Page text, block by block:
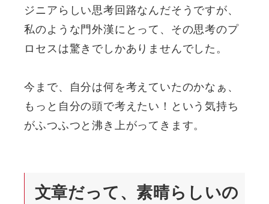
ジニアらしい思考回路なんだそうですが、
私のような門外漢にとって、その思考のプ
ロセスは驚きでしかありませんでした。
今まで、自分は何を考えていたのかなぁ、
もっと自分の頭で考えたい！という気持ち
がふつふつと沸き上がってきます。
文章だって、素晴らしいの